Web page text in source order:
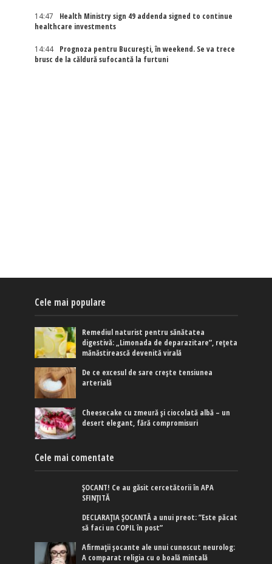
14:47
Health Ministry sign 49 addenda signed to continue
healthcare investments
14:44
Prognoza pentru București, în weekend. Se va trece
brusc de la căldură sufocantă la furtuni
Cele mai populare
Remediul naturist pentru sănătatea
digestivă: „Limonada de deparazitare”, rețeta
mănăstirească devenită virală
De ce excesul de sare crește tensiunea
arterială
Cheesecake cu zmeură și ciocolată albă – un
desert elegant, fără compromisuri
Cele mai comentate
ȘOCANT! Ce au găsit cercetătorii în APA
SFINȚITĂ
DECLARAȚIA ȘOCANTĂ a unui preot: ”Este păcat
să faci un COPIL în post”
Afirmaţii şocante ale unui cunoscut neurolog:
A comparat religia cu o boală mintală